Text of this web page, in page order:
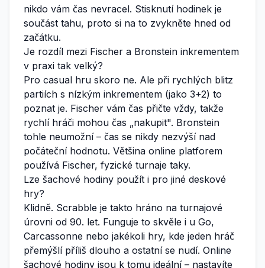
nikdo vám čas nevracel. Stisknutí hodinek je
součást tahu, proto si na to zvykněte hned od
začátku.
Je rozdíl mezi Fischer a Bronstein inkrementem
v praxi tak velký?
Pro casual hru skoro ne. Ale při rychlých blitz
partiích s nízkým inkrementem (jako 3+2) to
poznat je. Fischer vám čas přičte vždy, takže
rychlí hráči mohou čas „nakupit". Bronstein
tohle neumožní – čas se nikdy nezvýší nad
počáteční hodnotu. Většina online platforem
používá Fischer, fyzické turnaje taky.
Lze šachové hodiny použít i pro jiné deskové
hry?
Klidně. Scrabble je takto hráno na turnajové
úrovni od 90. let. Funguje to skvěle i u Go,
Carcassonne nebo jakékoli hry, kde jeden hráč
přemýšlí příliš dlouho a ostatní se nudí. Online
šachové hodiny jsou k tomu ideální – nastavíte